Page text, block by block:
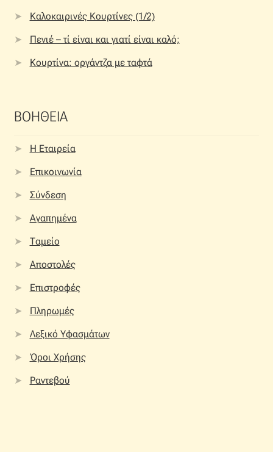
Καλοκαιρινές Κουρτίνες (1/2)
Πενιέ – τί είναι και γιατί είναι καλό;
Κουρτίνα: οργάντζα με ταφτά
ΒΟΗΘΕΙΑ
Η Εταιρεία
Επικοινωνία
Σύνδεση
Αγαπημένα
Ταμείο
Αποστολές
Επιστροφές
Πληρωμές
Λεξικό Υφασμάτων
Όροι Χρήσης
Ραντεβού